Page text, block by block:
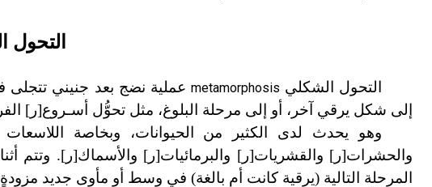
التحول
التحول الشكلي metamorphosis عملية نضج بعد جنيني
إلى شكل يرقي آخر، أو إلى مرحلة البلوغ، مثل تحوُّل أسـروع[ر]
وهو يحدث لدى الكثير من الحيوانات، وبخاصة اللاسعات
والحشرات[ر] والقشريات[ر] والبرمائيات[ر] والأسماك[ر]. وتتم
المرحلة التالية (يرقية كانت أم بالغة) في وسط أو مأوى جديد